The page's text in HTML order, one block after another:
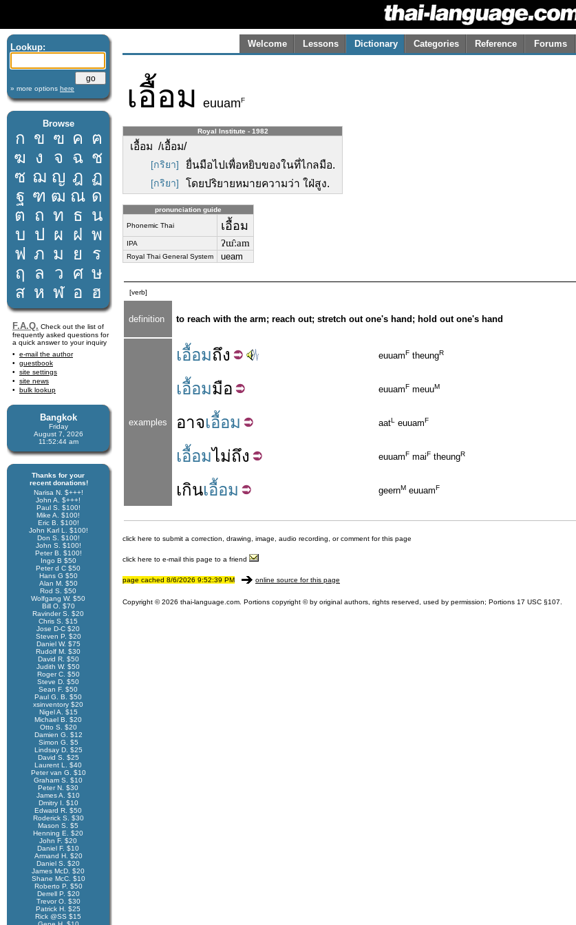
Lookup:
» more options here
Browse
ก ข ฃ ค ฅ
ฆ ง จ ฉ ช
ซ ฌ ญ ฎ ฏ
ฐ ฑ ฒ ณ ด
ต ถ ท ธ น
บ ป ผ ฝ พ
ฟ ภ ม ย
ร
ฤ
ล ว ศ ษ
ส ห ฬ อ ฮ
F.A.Q. Check out the list of
frequently asked questions for
a quick answer to your inquiry
e-mail the author
guestbook
site settings
site news
bulk lookup
Bangkok
Friday
August 7, 2026
11:52:44 am
Thanks for your
recent donations!
Narisa N. $+++!
John A. $+++!
Paul S. $100!
Mike A. $100!
Eric B. $100!
John Karl L. $100!
Don S. $100!
John S. $100!
Peter B. $100!
Ingo B $50
Peter d C $50
Hans G $50
Alan M. $50
Rod S. $50
Wolfgang W. $50
Bill O. $70
Ravinder S. $20
Chris S. $15
Jose D-C $20
Steven P. $20
Daniel W. $75
Rudolf M. $30
David R. $50
Judith W. $50
Roger C. $50
Steve D. $50
Sean F. $50
Paul G. B. $50
xsinventory $20
Nigel A. $15
Michael B. $20
Otto S. $20
Damien G. $12
Simon G. $5
Lindsay D. $25
David S. $25
Laurent L. $40
Peter van G. $10
Graham S. $10
Peter N. $30
James A. $10
Dmitry I. $10
Edward R. $50
Roderick S. $30
Mason S. $5
Henning E. $20
John F. $20
Daniel F. $10
Armand H. $20
Daniel S. $20
James McD. $20
Shane McC. $10
Roberto P. $50
Derrell P. $20
Trevor O. $30
Patrick H. $25
Rick @SS $15
Welcome Lessons Dictionary Categories Reference Forums
เอื้อม euuamF
Royal Institute - 1982
เอื้อม /เอื้อม/
[กริยา] ยื่นมือไปเพื่อหยิบของในที่ไกลมือ.
[กริยา] โดยปริยายหมายความว่า ใฝ่สูง.
pronunciation guide
Phonemic Thai เอื้อม
IPA ʔɯ̂ːam
Royal Thai General System ueam
[verb]
definition to reach with the arm; reach out; stretch out one's hand; hold out one's hand
examples
เอื้อมถึง euuamF theungR
เอื้อมมือ euuamF meuuM
อาจเอื้อม aatL euuamF
เอื้อมไม่ถึง euuamF maiF theungR
เกินเอื้อม geernM euuamF
click here to submit a correction, drawing, image, audio recording, or comment for this page
click here to e-mail this page to a friend
page cached 8/6/2026 9:52:39 PM online source for this page
Copyright © 2026 thai-language.com. Portions copyright © by original authors, rights reserved, used by permission; Portions 17 USC §107